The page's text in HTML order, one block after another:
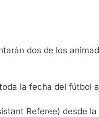
dos de los
la fecha del fútbol
Referee) desde